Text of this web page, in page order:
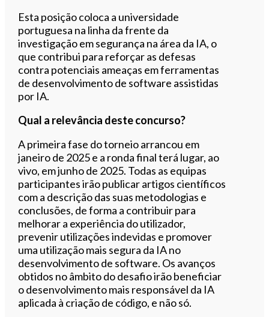
Esta posição coloca a universidade
portuguesa na linha da frente da
investigação em segurança na área da IA, o
que contribui para reforçar as defesas
contra potenciais ameaças em ferramentas
de desenvolvimento de software assistidas
por IA.
Qual a relevância deste concurso?
A primeira fase do torneio arrancou em
janeiro de 2025 e a ronda final terá lugar, ao
vivo, em junho de 2025. Todas as equipas
participantes irão publicar artigos científicos
com a descrição das suas metodologias e
conclusões, de forma a contribuir para
melhorar a experiência do utilizador,
prevenir utilizações indevidas e promover
uma utilização mais segura da IA no
desenvolvimento de software. Os avanços
obtidos no âmbito do desafio irão beneficiar
o desenvolvimento mais responsável da IA
aplicada à criação de código, e não só.